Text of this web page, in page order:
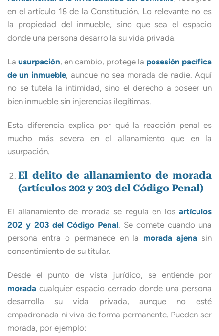
en el artículo 18 de la Constitución. Lo relevante no es
la propiedad del inmueble, sino que sea el espacio
donde una persona desarrolla su vida privada.
Lausurpación, en cambio, protege la posesión pacífica
de un inmueble, aunque no sea morada de nadie. Aquí
no se tutela la intimidad, sino el derecho a poseer un
bien inmueble sin injerencias ilegítimas.
Esta diferencia explica por qué la reacción penal es
mucho más severa en el allanamiento que en la
usurpación.
El delito de allanamiento de morada
(artículos 202 y 203 del Código Penal)
El allanamiento de morada se regula en los artículos
202 y 203 del Código Penal. Se comete cuando una
persona entra o permanece en la morada ajena sin
consentimiento de su titular.
Desde el punto de vista jurídico, se entiende por
morada cualquier espacio cerrado donde una persona
desarrolla su vida privada, aunque no esté
empadronada ni viva de forma permanente. Pueden ser
morada, por ejemplo: